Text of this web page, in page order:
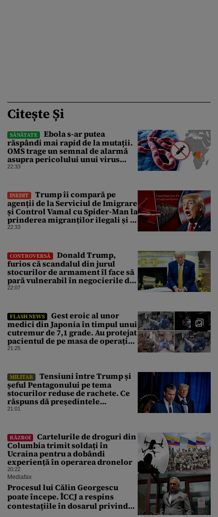
Citește Și
SĂNĂTATE
Ebola s-ar putea
răspândi mai rapid de la mutații.
OMS trage un semnal de alarmă
asupra pericolului unui virus
pentru care nu există vaccin
22:33
INEDIT
Trump îi compară pe
agenții de la Serviciul de Imigrare
și Control Vamal cu Spider-Man la
prinderea migranților ilegali și a
infractorilor
22:33
CONTROVERSĂ
Donald Trump,
furios că scandalul din jurul
stocurilor de armament îl face să
pară vulnerabil în negocierile de
pace cu Iranul
22:07
FLASH NEWS
Gest eroic al unor
medici din Japonia în timpul unui
cutremur de 7,1 grade. Au protejat
pacientul de pe masa de operație
cu propriile corpuri
21:25
MILITAR
Tensiuni între Trump și
șeful Pentagonului pe tema
stocurilor reduse de rachete. Ce
răspuns dă președintele
american
21:01
RĂZBOI
Cartelurile de droguri din
Columbia trimit soldați în
Ucraina pentru a dobândi
experiență în operarea dronelor
20:22
Mediafax
Procesul lui Călin Georgescu
poate începe. ÎCCJ a respins
contestațiile în dosarul privind